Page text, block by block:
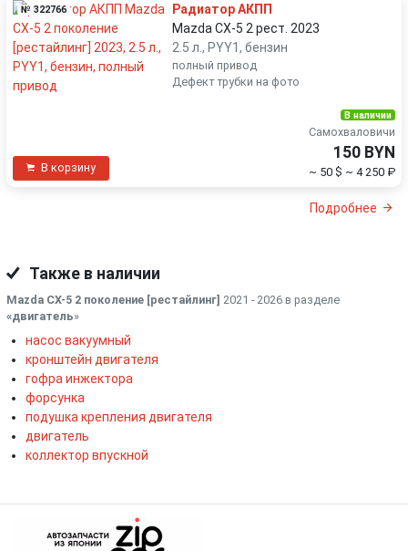
№ 322766
Радиатор АКПП
Mazda CX-5 2 рест. 2023
2.5 л., PYY1, бензин
полный привод
Дефект трубки на фото
В корзину
В наличии
Самохваловичи
150 BYN
~ 50 $ ~ 4 250 ₽
Подробнее
Также в наличии
Mazda CX-5 2 поколение [рестайлинг] 2021 - 2026 в разделе
«двигатель»
насос вакуумный
кронштейн двигателя
гофра инжектора
форсунка
подушка крепления двигателя
двигатель
коллектор впускной